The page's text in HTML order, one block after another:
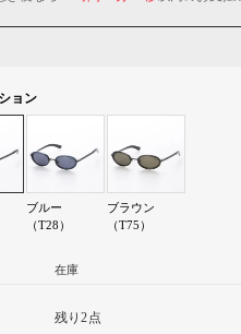
ョン
ブルー
（T28）
ブラウン
（T75）
在庫
残り2点